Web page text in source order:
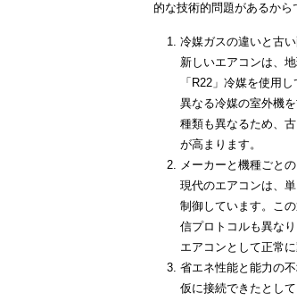
的な技術的問題があるから
冷媒ガスの違いと古
新しいエアコンは、
「R22」冷媒を使用
異なる冷媒の室外機
種類も異なるため、
が高まります。
メーカーと機種ごと
現代のエアコンは、
制御しています。こ
信プロトコルも異な
エアコンとして正常に
省エネ性能と能力の不
仮に接続できたとし